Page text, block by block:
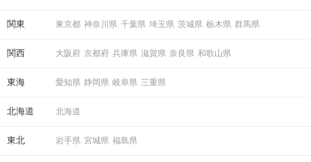
関東 東京都 神奈川県 千葉県 埼玉県 茨城県 栃木県 群馬県
関西 大阪府 京都府 兵庫県 滋賀県 奈良県 和歌山県
東海 愛知県 静岡県 岐阜県 三重県
北海道 北海道
東北 岩手県 宮城県 福島県